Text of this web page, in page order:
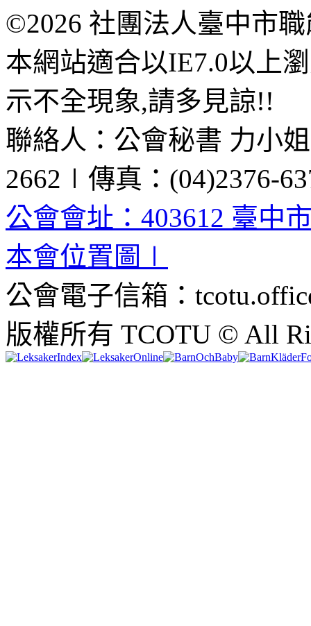
©2026 社團法人臺中市
本網站適合以IE7.0以上
示不全現象,請多見諒!!
聯絡人：公會秘書 力小
2662∣傳真：(04)2376-
公會會址：403612 臺中
本會位置圖∣
公會電子信箱：
版權所有 TCOTU © All